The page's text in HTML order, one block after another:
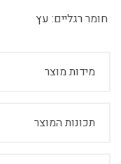
חומר רגליים: עץ
מידות מוצר
תכונות המוצר